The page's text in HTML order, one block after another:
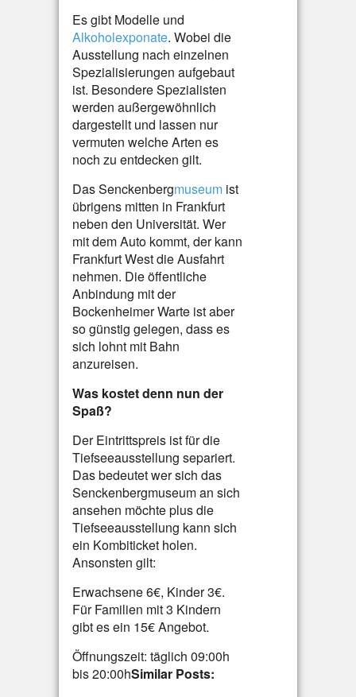
Es gibt Modelle und
Alkoholexponate. Wobei die
Ausstellung nach einzelnen
Spezialisierungen aufgebaut
ist. Besondere Spezialisten
werden außergewöhnlich
dargestellt und lassen nur
vermuten welche Arten es
noch zu entdecken gilt.
Das Senckenbergmuseum ist
übrigens mitten in Frankfurt
neben den Universität. Wer
mit dem Auto kommt, der kann
Frankfurt West die Ausfahrt
nehmen. Die öffentliche
Anbindung mit der
Bockenheimer Warte ist aber
so günstig gelegen, dass es
sich lohnt mit Bahn
anzureisen.
Was kostet denn nun der
Spaß?
Der Eintrittspreis ist für die
Tiefseeausstellung separiert.
Das bedeutet wer sich das
Senckenbergmuseum an sich
ansehen möchte plus die
Tiefseeausstellung kann sich
ein Kombiticket holen.
Ansonsten gilt:
Erwachsene 6€, Kinder 3€.
Für Familien mit 3 Kindern
gibt es ein 15€ Angebot.
Öffnungszeit: täglich 09:00h
bis 20:00hSimilar Posts: